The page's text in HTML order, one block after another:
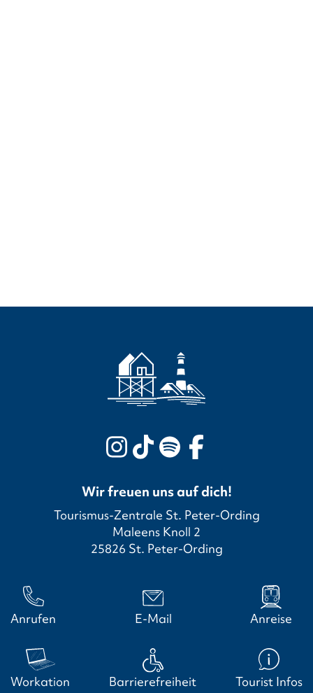
Wir freuen uns auf dich!
Tourismus-Zentrale St. Peter-Ording
Maleens Knoll 2
25826 St. Peter-Ording
Anrufen E-Mail Anreise
Workation Barrierefreiheit Tourist Infos